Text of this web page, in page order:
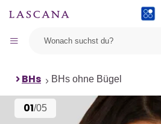
BHs BHs ohne Bügel
01/05